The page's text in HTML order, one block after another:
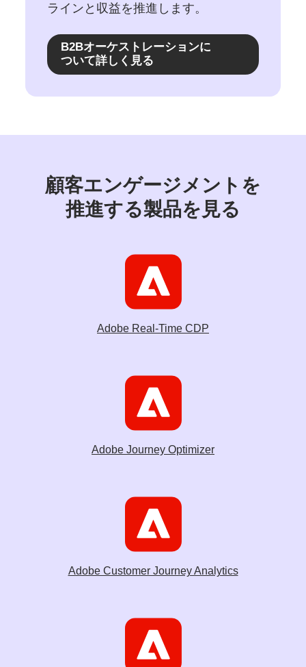
ラインと収益を推進します。
B2Bオーケストレーションに
ついて詳しく 見る
顧客エンゲージメントを
推進する製品を 見る
Adobe Real-Time CDP
Adobe Journey Optimizer
Adobe Customer Journey Analytics